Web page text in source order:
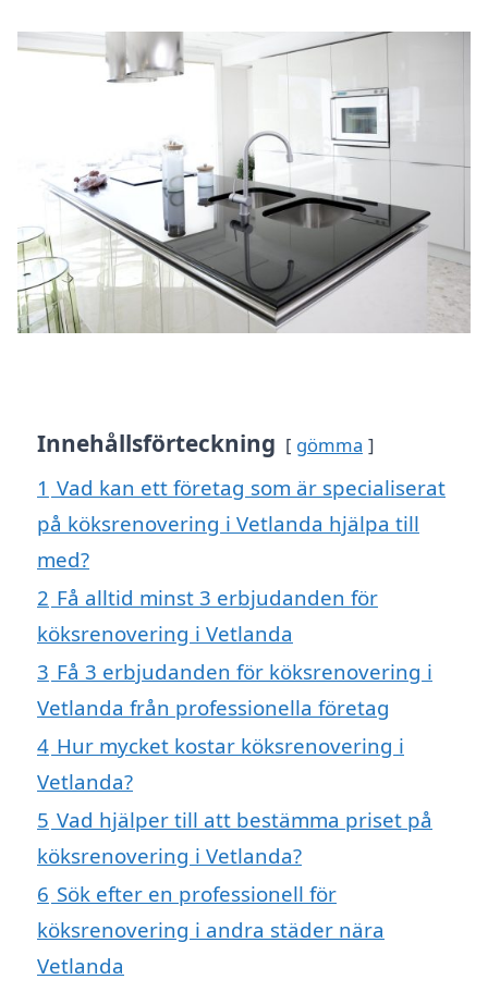
Innehållsförteckning gömma
1 Vad kan ett företag som är specialiserat
på köksrenovering i Vetlanda hjälpa till
med?
2 Få alltid minst 3 erbjudanden för
köksrenovering i Vetlanda
3 Få 3 erbjudanden för köksrenovering i
Vetlanda från professionella företag
4 Hur mycket kostar köksrenovering i
Vetlanda?
5 Vad hjälper till att bestämma priset på
köksrenovering i Vetlanda?
6 Sök efter en professionell för
köksrenovering i andra städer nära
Vetlanda